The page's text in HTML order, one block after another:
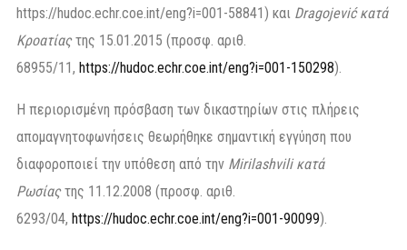
https://hudoc.echr.coe.int/eng?i=001-58841) και Dragojević κατά
Κροατίαςτης 15.01.2015 (προσφ. αριθ.
68955/11, https://hudoc.echr.coe.int/eng?i=001-150298).
Η περιορισμένη πρόσβαση των δικαστηρίων στις πλήρεις
απομαγνητοφωνήσεις θεωρήθηκε σημαντική εγγύηση που
διαφοροποιεί την υπόθεση από την Mirilashvili κατά
Ρωσίαςτης 11.12.2008 (προσφ. αριθ.
6293/04, https://hudoc.echr.coe.int/eng?i=001-90099).